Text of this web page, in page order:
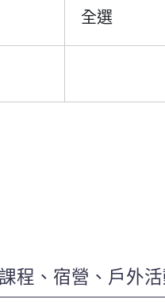
全選
程、宿營、戶外